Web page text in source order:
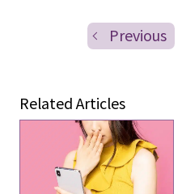
Previous
Related Articles